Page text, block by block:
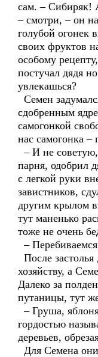
сам. – Сибиряк!
– смотри, – он
голубой огонек
своих фруктов
особому
постучал дядя
увлекашься?
Семен
сдобренным
самогонкой
нас самогонка –
– И не
парня, одобрил
с легкой руки
завистников,
другим крылом
тут маненько
тоже не очень
–
После
хозяйству, а
Далеко за
путаницы, тут
– Груша,
гордостью
деревьев,
Для Семена